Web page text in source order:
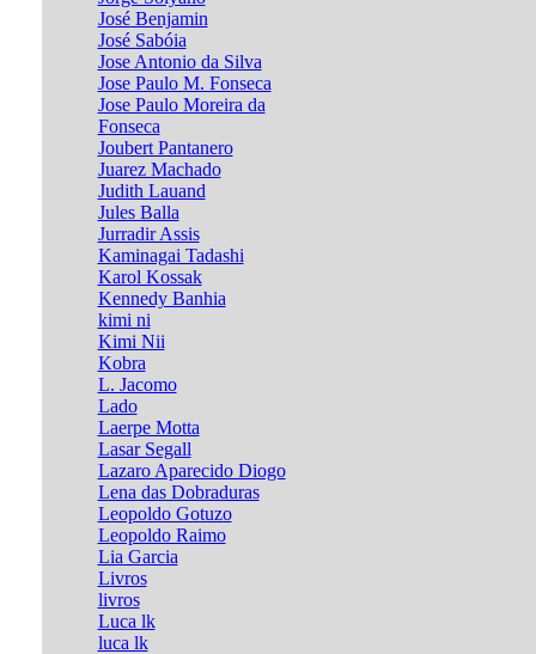
José Benjamin
José Sabóia
Jose Antonio da Silva
Jose Paulo M. Fonseca
Jose Paulo Moreira da
Fonseca
Joubert Pantanero
Juarez Machado
Judith Lauand
Jules Balla
Jurradir Assis
Kaminagai Tadashi
Karol Kossak
Kennedy Banhia
kimi ni
Kimi Nii
Kobra
L. Jacomo
Lado
Laerpe Motta
Lasar Segall
Lazaro Aparecido Diogo
Lena das Dobraduras
Leopoldo Gotuzo
Leopoldo Raimo
Lia Garcia
Livros
livros
Luca lk
luca lk